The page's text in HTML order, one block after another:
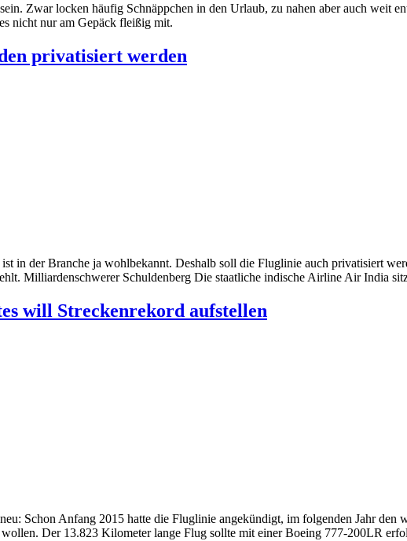
Zwar locken häufig Schnäppchen in den Urlaub, zu nahen aber auch weit
nicht nur am Gepäck fleißig mit.
privatisiert werden
in der Branche ja wohlbekannt. Deshalb soll die Fluglinie auch privatisiert
Milliardenschwerer Schuldenberg Die staatliche indische Airline Air India
will Streckenrekord aufstellen
Schon Anfang 2015 hatte die Fluglinie angekündigt, im folgenden Jahr
Der 13.823 Kilometer lange Flug sollte mit einer Boeing 777-200LR